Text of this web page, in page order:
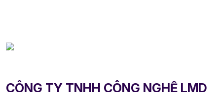
CÔNG TY TNHH CÔNG NGHỆ LMD